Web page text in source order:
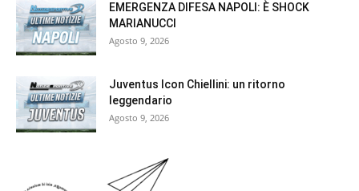
EMERGENZA DIFESA NAPOLI: È SHOCK
MARIANUCCI
Agosto 9, 2026
Juventus Icon Chiellini: un ritorno
leggendario
Agosto 9, 2026